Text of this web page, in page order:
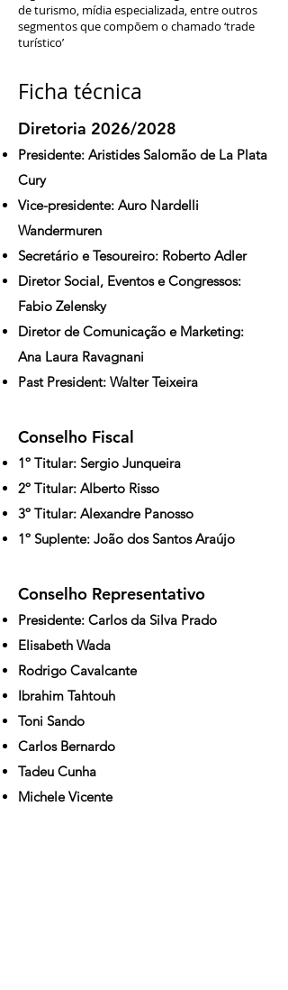
de turismo, mídia especializada, entre outros
segmentos que compõem o chamado ‘trade
turístico’
Ficha técnica
Diretoria 2026/2028
Presidente: Aristides Salomão de La Plata
Cury
Vice-presidente: Auro Nardelli
Wandermuren
Secretário e Tesoureiro: Roberto Adler
Diretor Social, Eventos e Congressos:
Fabio Zelensky
Diretor de Comunicação e Marketing:
Ana Laura Ravagnani
Past President: Walter Teixeira
Conselho Fiscal
1º Titular: Sergio Junqueira
2º Titular: Alberto Risso
3º Titular: Alexandre Panosso
1º Suplente: João dos Santos Araújo
Conselho Representativo
Presidente: Carlos da Silva Prado
Elisabeth Wada
Rodrigo Cavalcante
Ibrahim Tahtouh
Toni Sando
Carlos Bernardo
Tadeu Cunha
Michele Vicente